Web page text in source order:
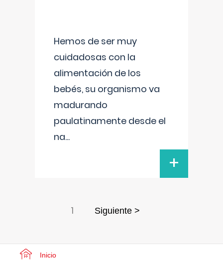
Hemos de ser muy
cuidadosas con la
alimentación de los
bebés, su organismo va
madurando
paulatinamente desde el
na...
+
1 Siguiente >
Inicio